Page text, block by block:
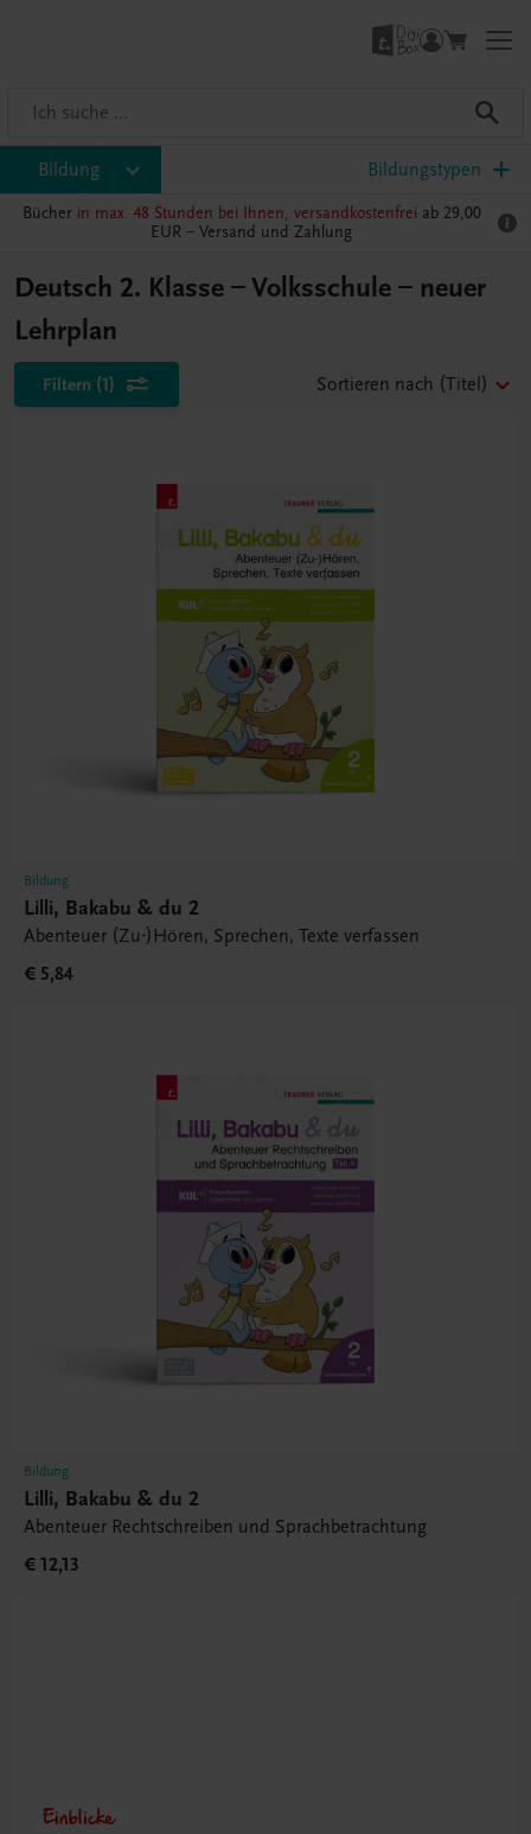
Bildung Bildungstypen
Bücher in max. 48 Stunden bei Ihnen, versandkostenfrei ab 29,00
EUR – Versand und Zahlung
Deutsch 2. Klasse – Volksschule – neuer
Lehrplan
Filtern (1) Sortieren nach (Titel)
Bildung
Lilli, Bakabu & du 2
Abenteuer (Zu-)Hören, Sprechen, Texte verfassen
€ 5,84
Bildung
Lilli, Bakabu & du 2
Abenteuer Rechtschreiben und Sprachbetrachtung
€ 12,13
Einblicke